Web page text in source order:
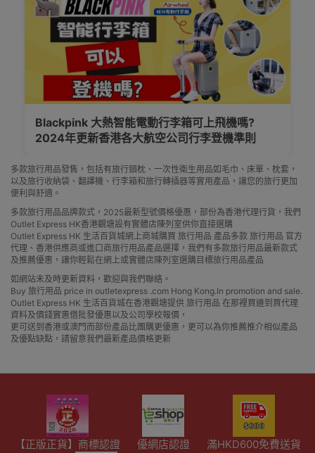
Blackpink 大熱智能電動行李箱可上飛機嗎?
2024年更新香港各大航空公司行李登機準則
多款旅行用品發售，包括有旅行頸枕、一次性衛生用品如毛巾、床單、枕套，
以及旅行收納袋、翻譯機、行李箱和旅行轉插器等實用產品，讓您的旅行更加
便利與舒適。
多款旅行用品品牌款式，2025最新型號價格優惠，部份為香港代理行貨，我們
Outlet Express HK香港觀塘設有實體店陳列室供你直接選購
Outlet Express HK 生活百貨城網上商城購買 旅行用品 產品多款 旅行用品 官方
代理、香港供應商或進口商旅行用品產品選擇，我們有多款旅行用品最新款式
及推薦優惠，讓你輕鬆在網上或實體店陳列室選購目標旅行用品產品
如網站未及時更新資料，歡迎與我們聯絡。
Buy 旅行用品 price in outletexpress .com Hong Kong.In promotion and sale.
Outlet Express HK 生活百貨城在香港觀塘提供 旅行用品 在那裡買邊到買代理
資料及價錢實惠借批發優惠以及公司學校報價，
更可送到香港或澳門而部份產品比團購更優惠，更可以為你推薦推介相似產品
及優點缺點，請留意我們最新產品價格更新
【正版正貨】商標認證 優網店認證 滿HKD600免費送貨